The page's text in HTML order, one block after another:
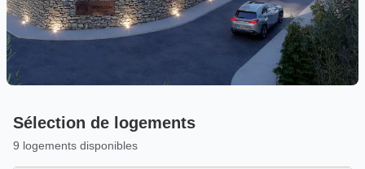
Sélection de logements
9 logements disponibles